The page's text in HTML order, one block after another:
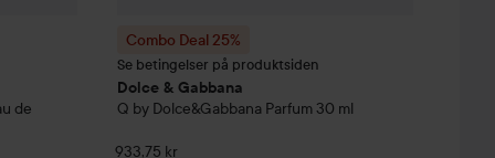
de
Combo Deal 25%
Se betingelser på produktsiden
Dolce & Gabbana
Q by Dolce&Gabbana Parfum 30 ml
933,75 kr